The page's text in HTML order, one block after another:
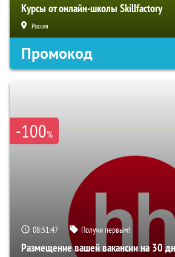
Курсы от онлайн-школы Skillfactory
Россия
Промокод
-100%
08:51:46 Получи первым!
Размещение вашей вакансии на 30